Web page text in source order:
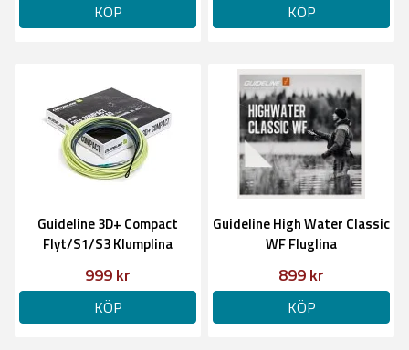
KÖP KÖP
Guideline 3D+ Compact
Flyt/S1/S3 Klumplina
999 kr
KÖP
Guideline High Water Classic
WF Fluglina
899 kr
KÖP